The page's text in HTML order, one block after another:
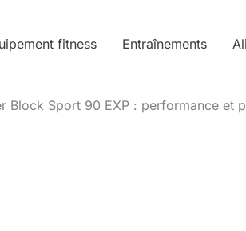
fitness Entraînements
Block Sport 90 EXP : performance et